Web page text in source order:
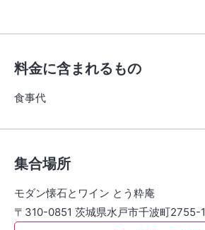
料金に含まれるもの
食事代
集合場所
モダン懐石とワイン とう粋庵
〒310-0851 茨城県水戸市千波町2755-1